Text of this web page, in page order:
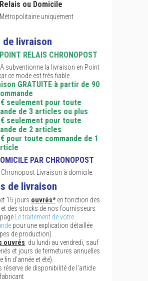
ou Domicile
uniquement
de livraison
RELAIS CHRONOPOST
subventionne la livraison en Point
ce mode est très fiable.
GRATUITE à partir de 90
€ seulement pour toute
de 3 articles ou plus
€ seulement pour toute
de 2 articles
€ pour toute commande de 1
PAR CHRONOPOST
Livraison à domicile.
de livraison
15 jours ouvrés*en fonction des
et des stocks de nos fournisseurs
Le traitement de votre
pour une explication détaillée
de production).
ouvrés: du lundi au vendredi, sauf
et jours de fermetures annuelles
fin d'année et été).
réserve de disponibilité de l'article